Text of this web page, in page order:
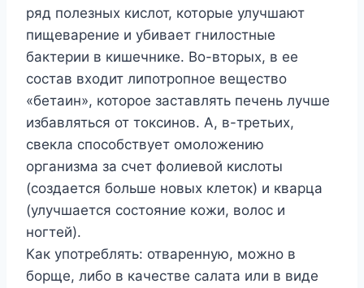
ряд полезных кислот, которые улучшают
пищеварение и убивает гнилостные
бактерии в кишечнике. Во-вторых, в ее
состав входит липотропное вещество
«бетаин», которое заставлять печень лучше
избавляться от токсинов. А, в-третьих,
свекла способствует омоложению
организма за счет фолиевой кислоты
(создается больше новых клеток) и кварца
(улучшается состояние кожи, волос и
ногтей).
Как употреблять: отваренную, можно в
борще, либо в качестве салата или в виде